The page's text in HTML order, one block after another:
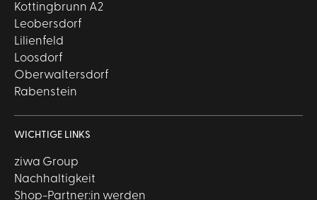
Kottingbrunn A2
Leobersdorf
Lilienfeld
Loosdorf
Oberwaltersdorf
Rabenstein
WICHTIGE LINKS
ziwa Group
Nachhaltigkeit
Shop-Partner:in werden